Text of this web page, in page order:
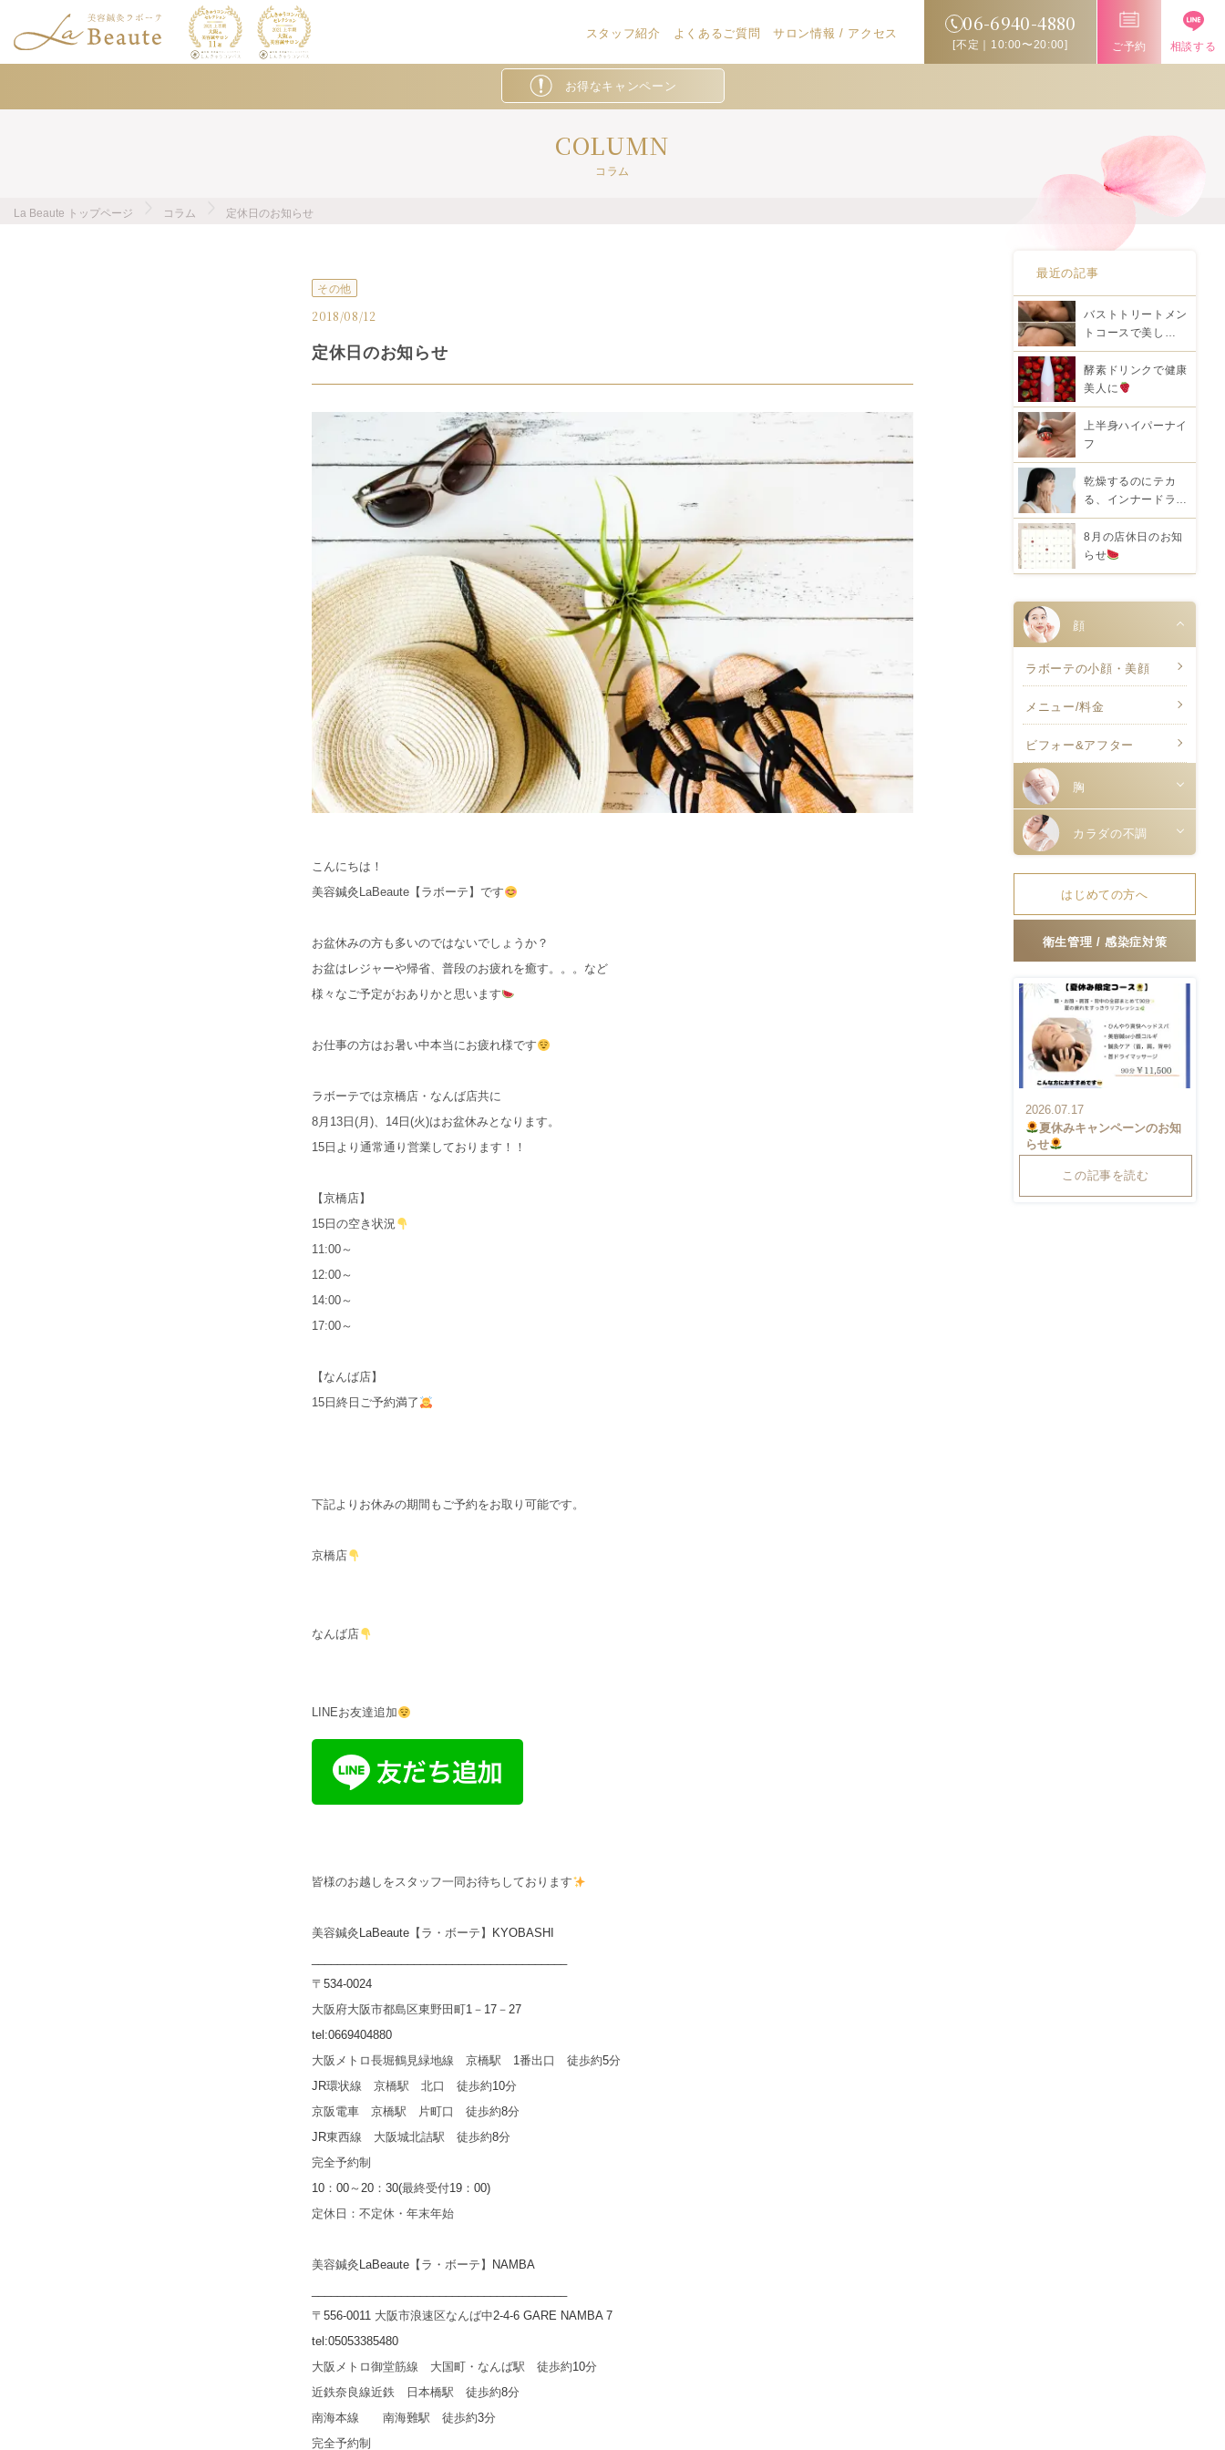
スタッフ紹介 よくあるご質問 サロン情報 / アクセス 06-6940-4880
[不定｜10:00〜20:00] ご予約 相談する
お得なキャンペーン
最近の記事
バストトリートメン
トコースで美し…
酵素ドリンクで健康
美人に
上半身ハイパーナイ
フ
乾燥するのにテカ
る、インナードラ…
8月の店休日のお知
らせ
顔
ラボーテの小顔・美顔
メニュー/料金
ビフォー&アフター
胸
カラダの不調
はじめての方へ
衛生管理 / 感染症対策
2026.07.17
夏休みキャンペーンのお知
らせ
この記事を読む
COLUMN
コラム
La Beaute トップページ コラム 定休日のお知らせ
その他
2018/08/12
定休日のお知らせ
こんにちは！
美容鍼灸LaBeaute【ラボーテ】です
お盆休みの方も多いのではないでしょうか？
お盆はレジャーや帰省、普段のお疲れを癒す。。。など
様々なご予定がおありかと思います
お仕事の方はお暑い中本当にお疲れ様です
ラボーテでは京橋店・なんば店共に
8月13日(月)、14日(火)はお盆休みとなります。
15日より通常通り営業しております！！
【京橋店】
15日の空き状況
11:00～
12:00～
14:00～
17:00～
【なんば店】
15日終日ご予約満了
下記よりお休みの期間もご予約をお取り可能です。
京橋店
なんば店
LINEお友達追加
皆様のお越しをスタッフ一同お待ちしております
美容鍼灸 LaBeaute 【ラ・ボーテ】
KYOBASHI
〒 534-0024
大阪府大阪市都島区東野田町1 － 17 － 27
tel:0669404880
大阪メトロ長堀鶴見緑地線 京橋駅 1番出口 徒歩約5分
JR環状線 京橋駅 北口 徒歩約10分
京阪電車 京橋駅 片町口 徒歩約8分
JR東西線 大阪城北詰駅 徒歩約8分
完全予約制
10 ： 00～ 20 ： 30(最終受付19 ： 00)
定休日：不定休・年末年始
美容鍼灸 LaBeaute 【ラ・ボーテ】
NAMBA
〒 556-0011 大阪市浪速区なんば中2-4-6 GARE NAMBA 7
tel:05053385480
大阪メトロ御堂筋線 大国町・なんば駅 徒歩約10分
近鉄奈良線近鉄 日本橋駅 徒歩約8分
南海本線 南海難駅 徒歩約3分
完全予約制